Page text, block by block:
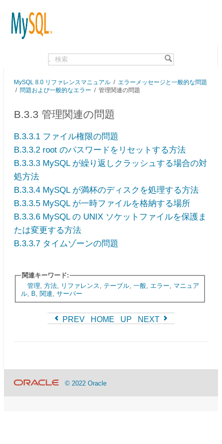
MySQL 8.0 リファレンスマニュアル / エラーメッセージと一般的な問題
/ 問題および一般的なエラー / 管理関連の問題
B.3.3 管理関連の問題
B.3.3.1 ファイル権限の問題
B.3.3.2 root のパスワードをリセットする方法
B.3.3.3 MySQL が繰り返しクラッシュする場合の対
処方法
B.3.3.4 MySQL が満杯のディスクを処理する方法
B.3.3.5 MySQL が一時ファイルを格納する場所
B.3.3.6 MySQL の UNIX ソケットファイルを保護ま
たは変更する方法
B.3.3.7 タイムゾーンの問題
関連キーワード:
管理 方法, リファレンス テーブル, 一般, エラー
マニュア
ル, B 関連 サーバー
PREV HOME UP NEXT
© 2022 Oracle